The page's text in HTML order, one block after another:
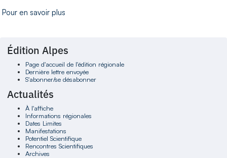
Pour en savoir plus
Édition Alpes
Page d'accueil de l'édition régionale
Dernière lettre envoyée
S'abonner/se désabonner
Actualités
À l'affiche
Informations régionales
Dates Limites
Manifestations
Potentiel Scientifique
Rencontres Scientifiques
Archives